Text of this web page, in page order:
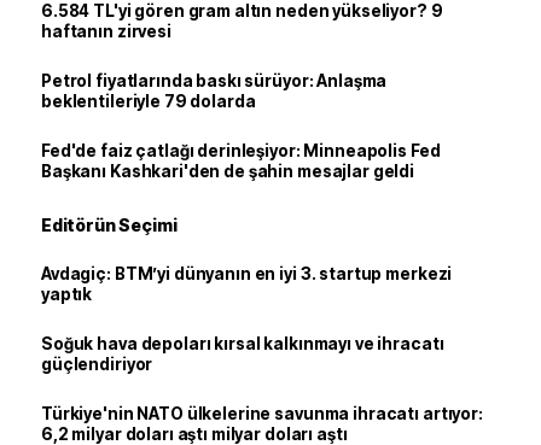
6.584 TL'yi gören gram altın neden yükseliyor? 9
haftanın zirvesi
Petrol fiyatlarında baskı sürüyor: Anlaşma
beklentileriyle 79 dolarda
Fed'de faiz çatlağı derinleşiyor: Minneapolis Fed
Başkanı Kashkari'den de şahin mesajlar geldi
Editörün Seçimi
Avdagiç: BTM’yi dünyanın en iyi 3. startup merkezi
yaptık
Soğuk hava depoları kırsal kalkınmayı ve ihracatı
güçlendiriyor
Türkiye'nin NATO ülkelerine savunma ihracatı artıyor:
6,2 milyar doları aştı milyar doları aştı